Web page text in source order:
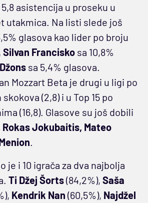
asistencija u proseku u
utakmica. Na listi slede još
glasova kao lider po broju
Silvan Francisko sa 10,8%
sa 5,4% glasova.
Mozzart Beta je drugi u ligi po
(2,8) i u Top 15 po
(16,8). Glasove su još dobili
Rokas Jokubaitis, Mateo
.
je i 10 igrača za dva najbolja
Ti Džej Šorts(84,2%), Saša
Kendrik Nan (60,5%), Najdžel